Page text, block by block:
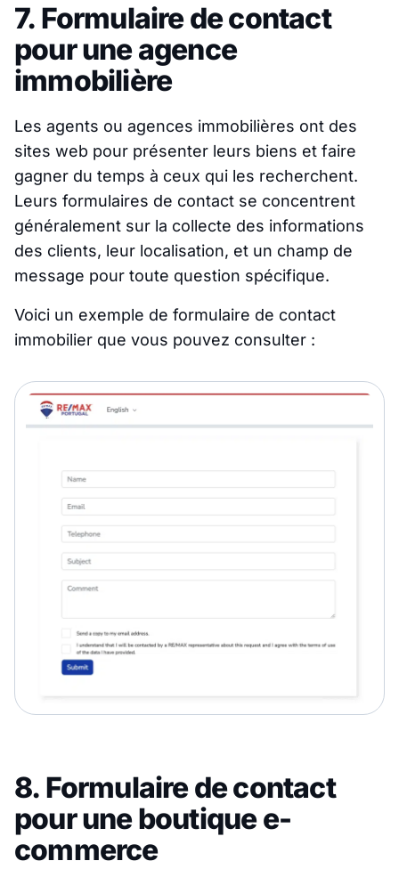
7. Formulaire de contact
pour une agence
immobilière
Les agents ou agences immobilières ont des
sites web pour présenter leurs biens et faire
gagner du temps à ceux qui les recherchent.
Leurs formulaires de contact se concentrent
généralement sur la collecte des informations
des clients, leur localisation, et un champ de
message pour toute question spécifique.
Voici un exemple de formulaire de contact
immobilier que vous pouvez consulter :
8. Formulaire de contact
pour une boutique e-
commerce